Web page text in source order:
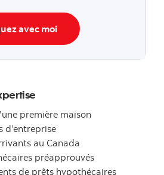
avec moi
première maison
d’entreprise
au Canada
préapprouvés
de prêts hypothécaires